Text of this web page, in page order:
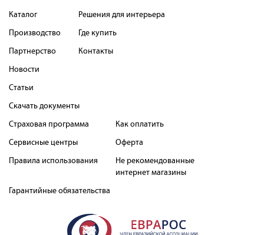
Каталог
Производство
Партнерство
Решения для интерьера
Где купить
Контакты
Новости
Статьи
Скачать документы
Страховая программа
Сервисные центры
Правила использования
Как оплатить
Оферта
Не рекомендованные
интернет магазины
Гарантийные обязательства